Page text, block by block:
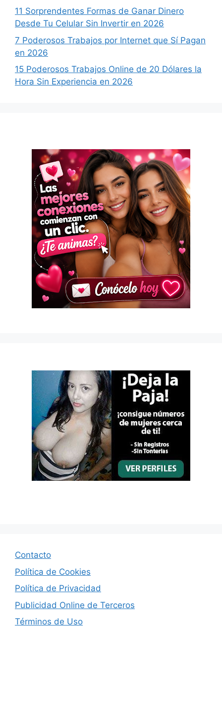
11 Sorprendentes Formas de Ganar Dinero
Desde Tu Celular Sin Invertir en 2026
7 Poderosos Trabajos por Internet que Sí Pagan
en 2026
15 Poderosos Trabajos Online de 20 Dólares la
Hora Sin Experiencia en 2026
Contacto
Política de Cookies
Política de Privacidad
Publicidad Online de Terceros
Términos de Uso